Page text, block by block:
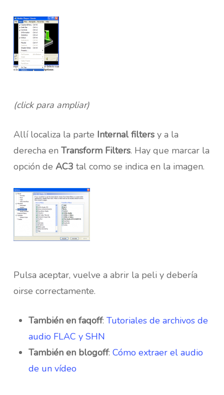
(click para ampliar)
Allí localiza la parte Internal filtersy a la
derecha en Transform Filters. Hay que marcar la
opción de AC3 tal como se indica en la imagen.
Pulsa aceptar, vuelve a abrir la peli y debería
oirse correctamente.
También en faqoff: Tutoriales de archivos de
audio FLAC y SHN
También en blogoff: Cómo extraer el audio
de un vídeo